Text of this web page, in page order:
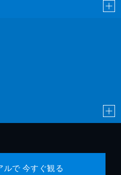
ルで 今すぐ観る